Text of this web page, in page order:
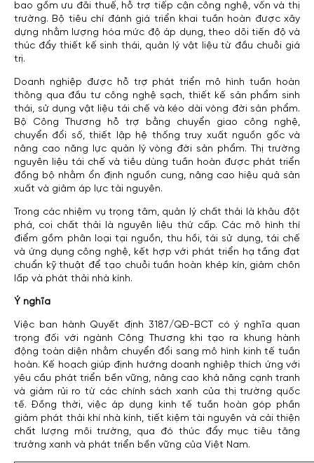
bao gồm ưu đãi thuế, hỗ trợ tiếp cận công nghệ, vốn và thị
trường. Bộ tiêu chí đánh giá triển khai tuần hoàn được xây
dựng nhằm lượng hóa mức độ áp dụng, theo dõi tiến độ và
thúc đẩy thiết kế sinh thái, quản lý vật liệu từ đầu chuỗi giá
trị.
Doanh nghiệp được hỗ trợ phát triển mô hình tuần hoàn
thông qua đầu tư công nghệ sạch, thiết kế sản phẩm sinh
thái, sử dụng vật liệu tái chế và kéo dài vòng đời sản phẩm.
Bộ Công Thương hỗ trợ bằng chuyển giao công nghệ,
chuyển đổi số, thiết lập hệ thống truy xuất nguồn gốc và
nâng cao năng lực quản lý vòng đời sản phẩm. Thị trường
nguyên liệu tái chế và tiêu dùng tuần hoàn được phát triển
đồng bộ nhằm ổn định nguồn cung, nâng cao hiệu quả sản
xuất và giảm áp lực tài nguyên.
Trong các nhiệm vụ trọng tâm, quản lý chất thải là khâu đột
phá, coi chất thải là nguyên liệu thứ cấp. Các mô hình thí
điểm gồm phân loại tại nguồn, thu hồi, tái sử dụng, tái chế
và ứng dụng công nghệ, kết hợp với phát triển hạ tầng đạt
chuẩn kỹ thuật để tạo chuỗi tuần hoàn khép kín, giảm chôn
lấp và phát thải nhà kính.
Ý nghĩa
Việc ban hành Quyết định 3187/QĐ-BCT có ý nghĩa quan
trọng đối với ngành Công Thương khi tạo ra khung hành
động toàn diện nhằm chuyển đổi sang mô hình kinh tế tuần
hoàn. Kế hoạch giúp định hướng doanh nghiệp thích ứng với
yêu cầu phát triển bền vững, nâng cao khả năng cạnh tranh
và giảm rủi ro từ các chính sách xanh của thị trường quốc
tế. Đồng thời, việc áp dụng kinh tế tuần hoàn góp phần
giảm phát thải khí nhà kính, tiết kiệm tài nguyên và cải thiện
chất lượng môi trường, qua đó thúc đẩy mục tiêu tăng
trưởng xanh và phát triển bền vững của Việt Nam.